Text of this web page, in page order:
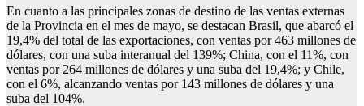
En cuanto a las principales zonas de destino de las ventas externas
de la Provincia en el mes de mayo, se destacan Brasil, que abarcó el
19,4% del total de las exportaciones, con ventas por 463 millones de
dólares, con una suba interanual del 139%; China, con el 11%, con
ventas por 264 millones de dólares y una suba del 19,4%; y Chile,
con el 6%, alcanzando ventas por 143 millones de dólares y una
suba del 104%.